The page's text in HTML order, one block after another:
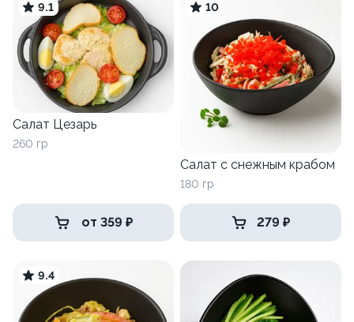
9.1
Салат Цезарь
260 гр
от 359 ₽
10
Салат с снежным крабом
180 гр
279 ₽
9.4